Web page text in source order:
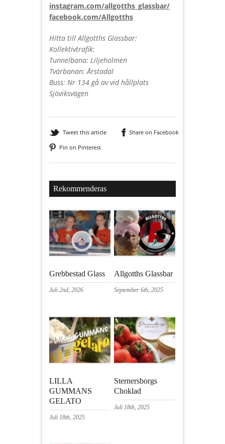
instagram.com/allgotths_glassbar/
facebook.com/Allgotths
Hitta till Allgotths Glassbar:
Kollektivtrafik:
Tunnelbana: Liljeholmen
Tvärbanan: Årstadal
Buss: Nr 134 gå av vid hållplats
Sjöviksvägen
Tweet this article
Share on Facebook
Pin on Pinterest
Rekommenderas
Grebbestad Glass
Juli 2nd, 2026
Allgotths Glassbar
September 6th, 2025
LILLA
GUMMANS
GELATO
Juli 18th, 2025
Sternersborgs
Choklad
Juli 18th, 2025